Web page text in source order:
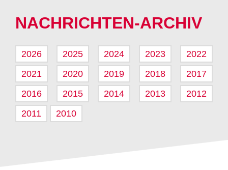
NACHRICHTEN-ARCHIV
2026 2025 2024 2023
2022
2021
2020 2019 2018
2017
2016
2015 2014 2013
2012
2011
2010